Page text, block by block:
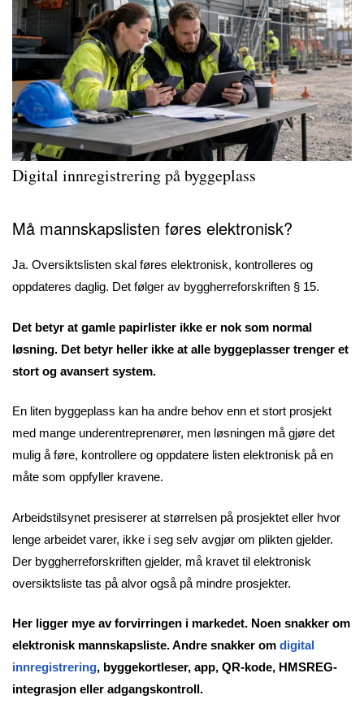
Digital innregistrering på byggeplass
Må mannskapslisten føres elektronisk?
Ja. Oversiktslisten skal føres elektronisk, kontrolleres og
oppdateres daglig. Det følger av byggherreforskriften § 15.
Det betyr at gamle papirlister ikke er nok som normal
løsning. Det betyr heller ikke at alle byggeplasser trenger et
stort og avansert system.
En liten byggeplass kan ha andre behov enn et stort prosjekt
med mange underentreprenører, men løsningen må gjøre det
mulig å føre, kontrollere og oppdatere listen elektronisk på en
måte som oppfyller kravene.
Arbeidstilsynet presiserer at størrelsen på prosjektet eller hvor
lenge arbeidet varer, ikke i seg selv avgjør om plikten gjelder.
Der byggherreforskriften gjelder, må kravet til elektronisk
oversiktsliste tas på alvor også på mindre prosjekter.
Her ligger mye av forvirringen i markedet. Noen snakker om
elektronisk mannskapsliste. Andre snakker om digital
innregistrering, byggekortleser, app, QR-kode, HMSREG-
integrasjon eller adgangskontroll.